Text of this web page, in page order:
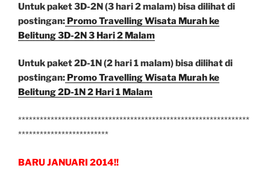
Untuk paket 3D-2N (3 hari 2 malam) bisa dilihat di
postingan: Promo Travelling Wisata Murah ke
Belitung 3D-2N 3 Hari 2 Malam
Untuk paket 2D-1N (2 hari 1 malam) bisa dilihat di
postingan: Promo Travelling Wisata Murah ke
Belitung 2D-1N 2 Hari 1 Malam
****************************************************************
*************************
BARU JANUARI 2014!!